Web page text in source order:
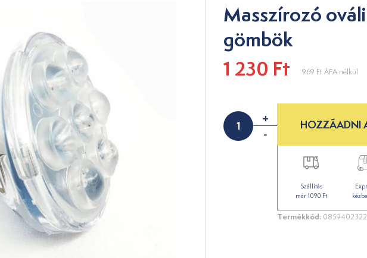
Masszírozó
gömbök
1 230 Ft
969 FtÁFA nélkül
+
-
HOZZÁADNI
Szállítás
már 1090 Ft
Termékkód: